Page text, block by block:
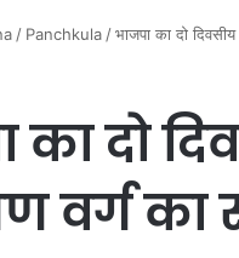
/ Panchkula /भाजपा का दो
का दो
वर्ग